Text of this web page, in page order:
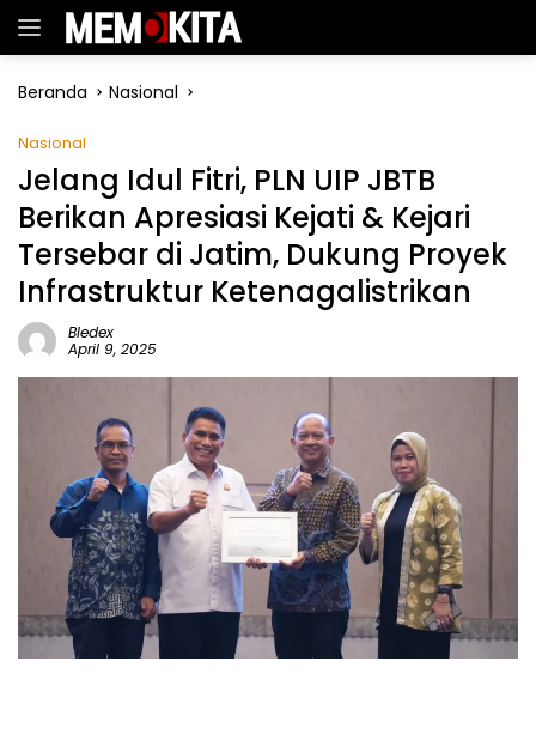
Langsung
Beranda
Nasional
Nasional
Jelang Idul Fitri, PLN UIP JBTB
Berikan Apresiasi Kejati & Kejari
Tersebar di Jatim, Dukung Proyek
Infrastruktur Ketenagalistrikan
Bledex
April 9, 2025